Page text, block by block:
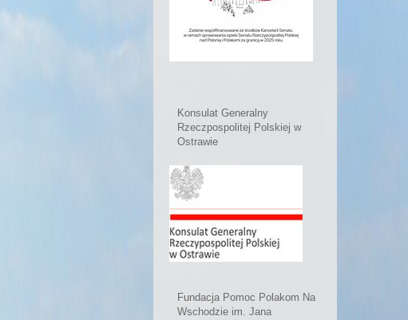
Konsulat Generalny
Rzeczpospolitej Polskiej w
Ostrawie
Fundacja Pomoc Polakom Na
Wschodzie im. Jana